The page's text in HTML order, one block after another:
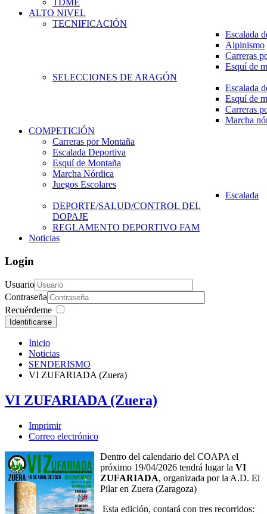
TDME
ALTO NIVEL
TECNIFICACIÓN
Escalada
Alpinismo
Carreras
Esquí de
SELECCIONES DE ARAGÓN
Escalada
Esquí de
Carreras
Marcha
COMPETICIÓN
Carreras por Montaña
Escalada Deportiva
Esquí de Montaña
Marcha Nórdica
Juegos Escolares
Escalada
DEPORTE/SALUD/CONTROL DEL
DOPAJE
REGLAMENTO DEPORTIVO FAM
Noticias
Login
Usuario
Contraseña
Recuérdeme
Identificarse
Inicio
Noticias
SENDERISMO
VI ZUFARIADA (Zuera)
VI ZUFARIADA (Zuera)
Imprimir
Correo electrónico
Dentro del calendario del COAPA el
próximo 19/04/2026 tendrá lugar la VI
ZUFARIADA, organizada por la A.D. El
Pilar en Zuera (Zaragoza)
Esta edición, contará con tres recorridos: